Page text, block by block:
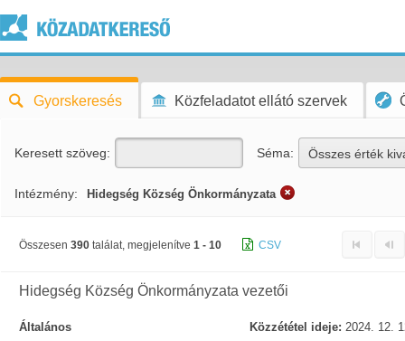
Gyorskeresés Közfeladatot ellátó szervek
Keresett szöveg: Séma: Összes érték
Intézmény: Hidegség Község Önkormányzata
Összesen 390 találat, megjelenítve 1 - 10 CSV
Hidegség Község Önkormányzata vezetői
Általános Közzététel ideje: 2024. 12.